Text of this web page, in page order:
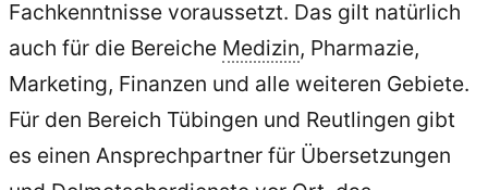
Fachkenntnisse voraussetzt. Das gilt natürlich
auch für die Bereiche Medizin, Pharmazie,
Marketing, Finanzen und alle weiteren Gebiete.
Für den Bereich Tübingen und Reutlingen gibt
es einen Ansprechpartner für Übersetzungen